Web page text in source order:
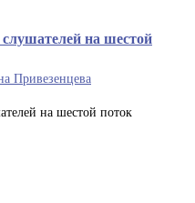
на шестой
Привезенцева
на шестой поток